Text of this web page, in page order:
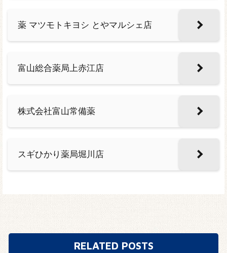
薬 マツモトキヨシ とやマルシェ店
富山総合薬局上赤江店
株式会社富山常備薬
スギひかり薬局堀川店
RELATED POSTS